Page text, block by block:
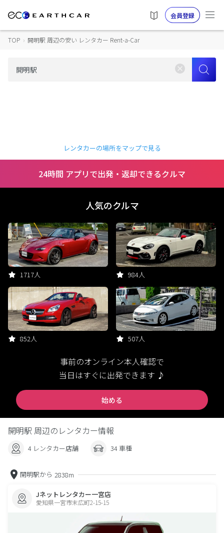
会員登録
TOP › 開明駅 周辺の安い レンタカー Rent-a-Car
レンタカーの場所をマップで見る
24時間 アプリで出発・返却できるクルマ
人気のクルマ
1717人 984人
852人 507人
事前のオンライン本人確認で
当日はすぐに出発できます ♪
始める
開明駅 周辺のレンタカー情報
4 レンタカー店舗 34 車種
開明駅から 2838m
Jネットレンタカー一宮店
愛知県一宮市末広町2-15-15